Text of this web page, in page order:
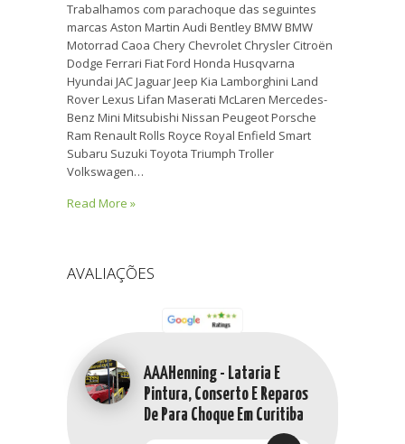
Trabalhamos com parachoque das seguintes
marcas Aston Martin Audi Bentley BMW BMW
Motorrad Caoa Chery Chevrolet Chrysler Citroën
Dodge Ferrari Fiat Ford Honda Husqvarna
Hyundai JAC Jaguar Jeep Kia Lamborghini Land
Rover Lexus Lifan Maserati McLaren Mercedes-
Benz Mini Mitsubishi Nissan Peugeot Porsche
Ram Renault Rolls Royce Royal Enfield Smart
Subaru Suzuki Toyota Triumph Troller
Volkswagen…
Read More »
AVALIAÇÕES
AAAHenning - Lataria E
Pintura, Conserto E Reparos
De Para Choque Em Curitiba